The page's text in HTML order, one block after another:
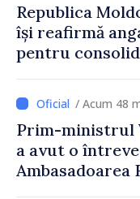
Poliția
respecte
circulație în
perioada
/ Acum 48
Prim-ministrul
a avut o
Ambasadoarea